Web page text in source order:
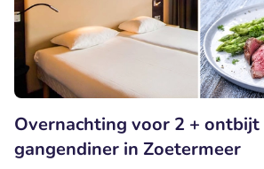
Overnachting voor 2 + ontbijt
gangendiner in Zoetermeer